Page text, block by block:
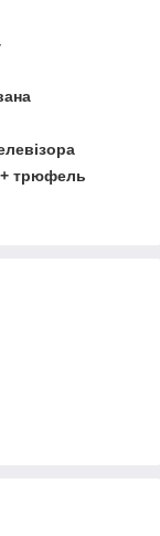
трюфель